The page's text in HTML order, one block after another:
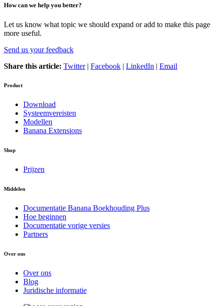
How can we help you better?
Let us know what topic we should expand or add to make this page
more useful.
Send us your feedback
Share this article: Twitter| Facebook | LinkedIn | Email
Product
Download
Systeemvereisten
Modellen
Banana Extensions
Shop
Prijzen
Middelen
Documentatie Banana Boekhouding Plus
Hoe beginnen
Documentatie vorige versies
Partners
Over ons
Over ons
Blog
Juridische informatie